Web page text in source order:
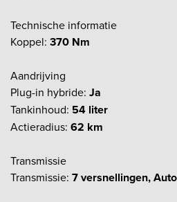
Technische informatie
Koppel: 370 Nm
Aandrijving
Plug-in hybride: Ja
Tankinhoud: 54 liter
Actieradius: 62 km
Transmissie
Transmissie: 7 versnellingen,